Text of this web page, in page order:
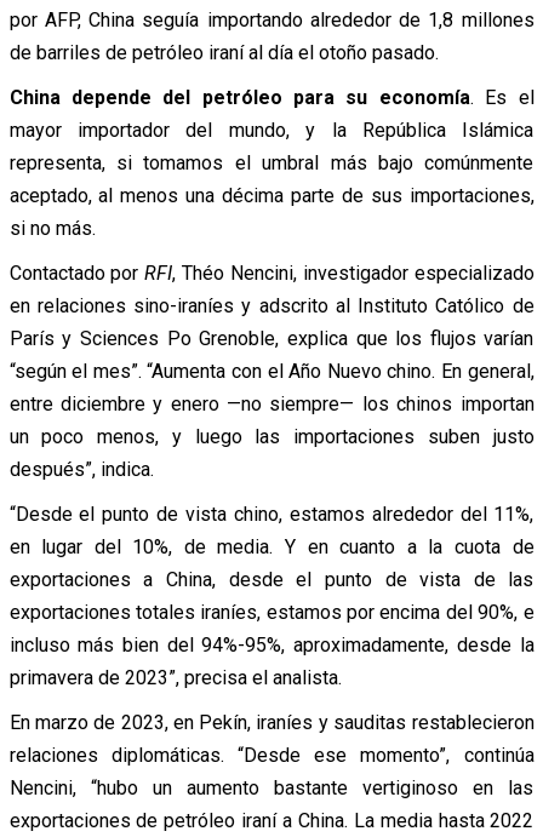
por AFP, China seguía importando alrededor de 1,8 millones
de barriles de petróleo iraní al día el otoño pasado.
China depende del petróleo para su economía. Es el
mayor importador del mundo, y la República Islámica
representa, si tomamos el umbral más bajo comúnmente
aceptado, al menos una décima parte de sus importaciones,
si no más.
Contactado porRFI, Théo Nencini, investigador especializado
en relaciones sino-iraníes y adscrito al Instituto Católico de
París y Sciences Po Grenoble, explica que los flujos varían
“según el mes”. “Aumenta con el Año Nuevo chino. En general,
entre diciembre y enero —no siempre— los chinos importan
un poco menos, y luego las importaciones suben justo
después”, indica.
“Desde el punto de vista chino, estamos alrededor del 11%,
en lugar del 10%, de media. Y en cuanto a la cuota de
exportaciones a China, desde el punto de vista de las
exportaciones totales iraníes, estamos por encima del 90%, e
incluso más bien del 94%-95%, aproximadamente, desde la
primavera de 2023”, precisa el analista.
En marzo de 2023, en Pekín, iraníes y sauditas restablecieron
relaciones diplomáticas. “Desde ese momento”, continúa
Nencini, “hubo un aumento bastante vertiginoso en las
exportaciones de petróleo iraní a China. La media hasta 2022